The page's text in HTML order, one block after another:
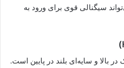
سیگنالی قوی برای ورود به
بالا و سایه‌ای بلند در پایین است.